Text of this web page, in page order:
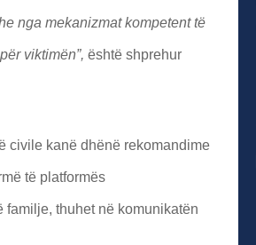
nga mekanizmat kompetent të
viktimën”, është shprehur
civile kanë dhënë rekomandime
të platformës
thuhet në komunikatën